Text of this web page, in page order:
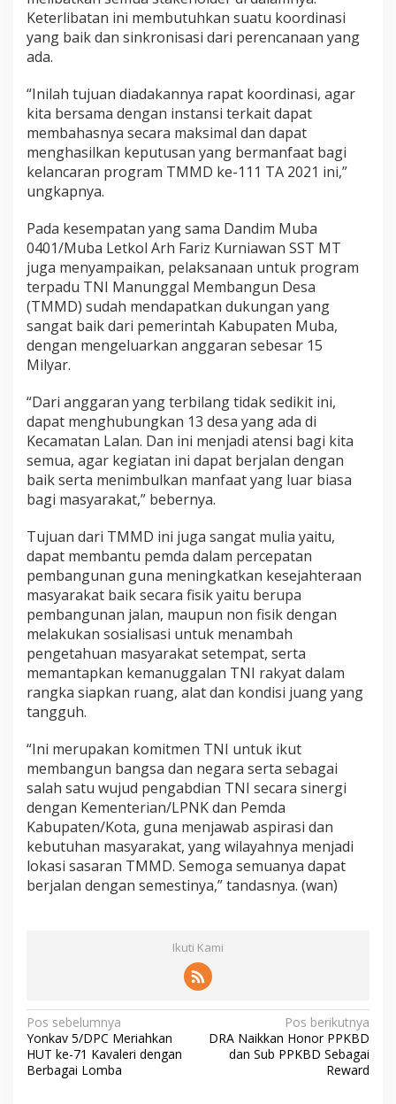
Keterlibatan ini membutuhkan suatu koordinasi
yang baik dan sinkronisasi dari perencanaan yang
ada.
“Inilah tujuan diadakannya rapat koordinasi, agar
kita bersama dengan instansi terkait dapat
membahasnya secara maksimal dan dapat
menghasilkan keputusan yang bermanfaat bagi
kelancaran program TMMD ke-111 TA 2021 ini,”
ungkapnya.
Pada kesempatan yang sama Dandim Muba
0401/Muba Letkol Arh Fariz Kurniawan SST MT
juga menyampaikan, pelaksanaan untuk program
terpadu TNI Manunggal Membangun Desa
(TMMD) sudah mendapatkan dukungan yang
sangat baik dari pemerintah Kabupaten Muba,
dengan mengeluarkan anggaran sebesar 15
Milyar.
“Dari anggaran yang terbilang tidak sedikit ini,
dapat menghubungkan 13 desa yang ada di
Kecamatan Lalan. Dan ini menjadi atensi bagi kita
semua, agar kegiatan ini dapat berjalan dengan
baik serta menimbulkan manfaat yang luar biasa
bagi masyarakat,” bebernya.
Tujuan dari TMMD ini juga sangat mulia yaitu,
dapat membantu pemda dalam percepatan
pembangunan guna meningkatkan kesejahteraan
masyarakat baik secara fisik yaitu berupa
pembangunan jalan, maupun non fisik dengan
melakukan sosialisasi untuk menambah
pengetahuan masyarakat setempat, serta
memantapkan kemanuggalan TNI rakyat dalam
rangka siapkan ruang, alat dan kondisi juang yang
tangguh.
“Ini merupakan komitmen TNI untuk ikut
membangun bangsa dan negara serta sebagai
salah satu wujud pengabdian TNI secara sinergi
dengan Kementerian/LPNK dan Pemda
Kabupaten/Kota, guna menjawab aspirasi dan
kebutuhan masyarakat, yang wilayahnya menjadi
lokasi sasaran TMMD. Semoga semuanya dapat
berjalan dengan semestinya,” tandasnya. (wan)
Ikuti Kami
N
a
v
Pos sebelumnya
Yonkav 5/DPC Meriahkan
HUT ke-71 Kavaleri dengan
Berbagai Lomba
Pos berikutnya
DRA Naikkan Honor PPKBD
dan Sub PPKBD Sebagai
Reward